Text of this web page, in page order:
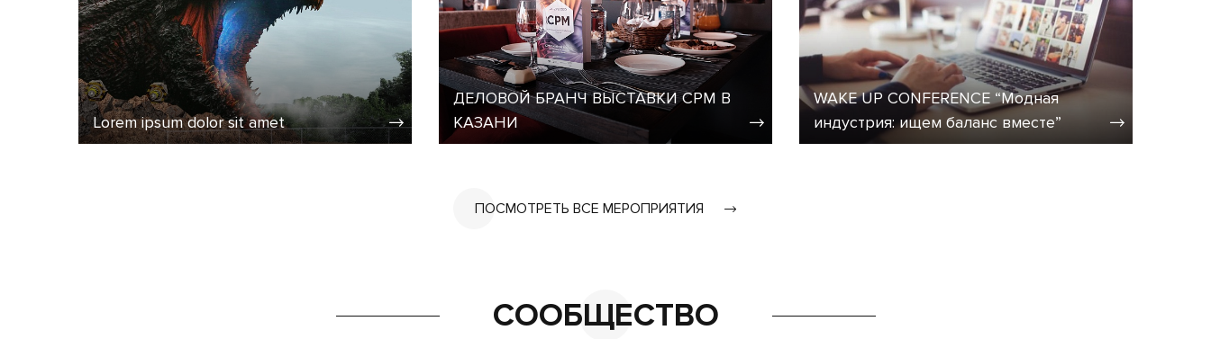
Lorem ipsum dolor sit amet
ДЕЛОВОЙ БРАНЧ ВЫСТАВКИ CPM В
КАЗАНИ
WAKE UP CONFERENCE “Модная
индустрия: ищем баланс вместе”
ПОСМОТРЕТЬ ВСЕ МЕРОПРИЯТИЯ
СООБЩЕСТВО